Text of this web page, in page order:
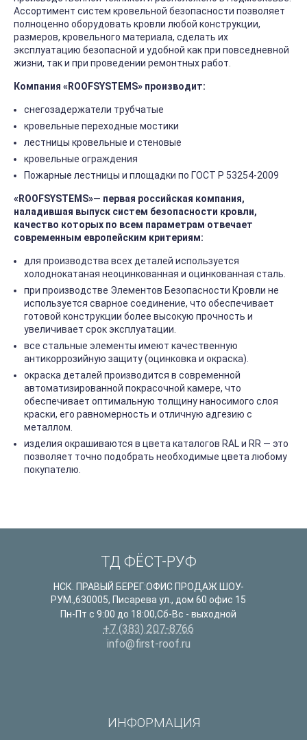
Ассортимент систем кровельной безопасности позволяет
полноценно оборудовать кровли любой конструкции,
размеров, кровельного материала, сделать их
эксплуатацию безопасной и удобной как при повседневной
жизни, так и при проведении ремонтных работ.
Компания «ROOFSYSTEMS» производит:
снегозадержатели трубчатые
кровельные переходные мостики
лестницы кровельные и стеновые
кровельные ограждения
Пожарные лестницы и площадки по ГОСТ Р 53254-2009
«ROOFSYSTEMS»— первая российская компания,
наладившая выпуск систем безопасности кровли,
качество которых по всем параметрам отвечает
современным европейским критериям:
для производства всех деталей используется
холоднокатаная неоцинкованная и оцинкованная сталь.
при производстве Элементов Безопасности Кровли не
используется сварное соединение, что обеспечивает
готовой конструкции более высокую прочность и
увеличивает срок эксплуатации.
все стальные элементы имеют качественную
антикоррозийную защиту (оцинковка и окраска).
окраска деталей производится в современной
автоматизированной покрасочной камере, что
обеспечивает оптимальную толщину наносимого слоя
краски, его равномерность и отличную адгезию с
металлом.
изделия окрашиваются в цвета каталогов RAL и RR — это
позволяет точно подобрать необходимые цвета любому
покупателю.
ТД ФЁСТ-РУФ
НСК. ПРАВЫЙ БЕРЕГ:ОФИС ПРОДАЖ ШОУ-
РУМ.,630005, Писарева ул., дом 60 офис 15
Пн-Пт с 9:00 до 18:00,Сб-Вс - выходной
+7 (383) 207-8766
info@first-roof.ru
ИНФОРМАЦИЯ